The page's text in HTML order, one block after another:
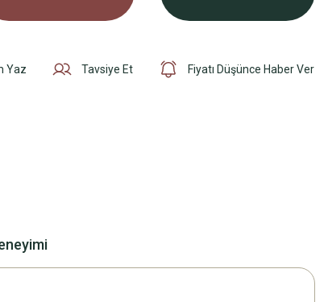
Yaz Tavsiye Et Fiyatı Düşünce Haber Ver